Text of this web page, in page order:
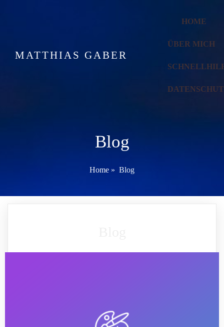
MATTHIAS GABER
HOME
ÜBER MICH
Blog
Home » Blog